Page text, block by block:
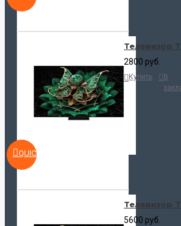
QUICKVIEW
Телевизор
2800 руб.
Купить
В
Телевизор
5600 руб.